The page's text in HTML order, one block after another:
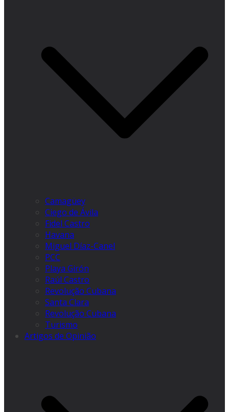
Camagüey
Ciego de Ávila
Fidel Castro
Havana
Miguel Díaz-Canel
PCC
Playa Girón
Raúl Castro
Revolução Cubana
Santa Clara
Revolução Cubana
Turismo
Artigos de Opinião